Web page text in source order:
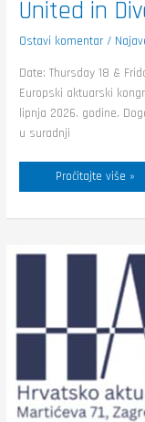
United in
Ostavi komentar /
Date: Thursday 18 &
Europski aktuarski
lipnja 2026. godine.
u suradnji
Pročitajte više »